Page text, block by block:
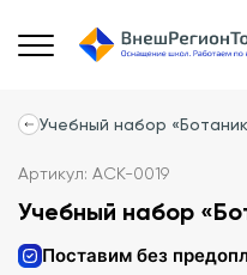
Учебный набор
Артикул: АСК-0019
Учебный набор
Поставим без